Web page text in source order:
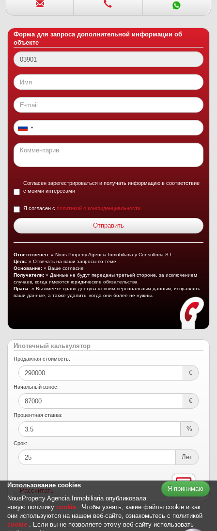
Форма для запроса дополнительной информации об
объекте
Согласен зарегестрироваться и получать информацию в соответствие
с моими интересами
Я согласен с политикой о конфиденциальности
Ответственен: » Nous Property Agencia Inmobiliaria y Consultoria S.L.
Цель: » Отвечать на ваши запросы по теме
Основание: » Ваше согласие
Получатели: » Данные не будут переданы третьей стороне, за исключением
случаев, когда имеются юридические обязательства
Права: » Вы имеете право доступа к своим персональным данным, исправлять
ваши данные, а также удалить, когда они более не нужны.
Ипотечный калькулятор
Продажная стоимость:
€
Начальный взнос:
€
Процентная ставка:
%
Срок:
Лет
Я принимаю
Использование cookies
NousProperty Agencia Inmobiliaria опубликовала
новую политику cookie . Чтобы узнать, какие файлы cookie и как
они используются на нашем веб-сайте, ознакомьтесь с политикой
cookie . Если вы не позволяете этому веб-сайту использовать